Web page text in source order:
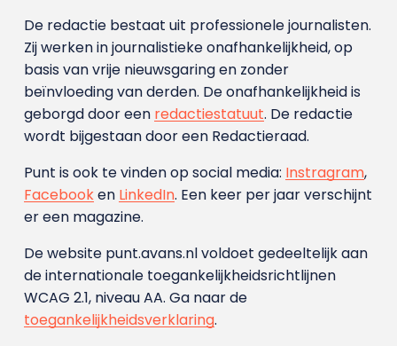
De redactie bestaat uit professionele journalisten.
Zij werken in journalistieke onafhankelijkheid, op
basis van vrije nieuwsgaring en zonder
beïnvloeding van derden. De onafhankelijkheid is
geborgd door een redactiestatuut. De redactie
wordt bijgestaan door een Redactieraad.
Punt is ook te vinden op social media: Instragram,
Facebooken LinkedIn. Een keer per jaar verschijnt
er een magazine.
De website punt.avans.nl voldoet gedeeltelijk aan
de internationale toegankelijkheidsrichtlijnen
WCAG 2.1, niveau AA. Ga naar de
toegankelijkheidsverklaring.